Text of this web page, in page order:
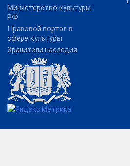
Министерство культуры
РФ
Правовой портал в
сфере культуры
Хранители наследия